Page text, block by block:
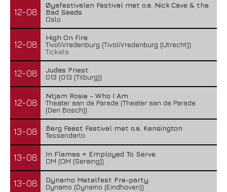
12-08
Øyafestivalen Festival met o.a. Nick Cave & the
Bad Seeds
Oslo
12-08
High On Fire
TivoliVredenburg (TivoliVredenburg (Utrecht))
Tickets
12-08
Judas Priest
013 (013 (Tilburg))
12-08
Ntjam Rosie - Who I Am
Theater aan de Parade (Theater aan de Parade
(Den Bosch))
13-08
Berg Feest Festival met o.a. Kensington
Tessenderlo
13-08
In Flames + Employed To Serve
OM (OM (Seraing))
13-08
Dynamo Metalfest Pre-party
Dynamo (Dynamo (Eindhoven))